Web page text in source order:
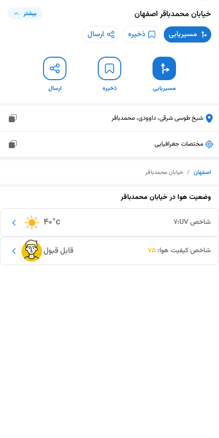
خیابان محمدباقر اصفهان بیشتر
مسیریابی ذخیره ارسال
مسیریابی ذخیره ارسال
شیخ طوسی شرقی، داوودی، محمدباقر
مختصات جغرافیایی
اصفهان / خیابان محمدباقر
وضعیت هوا درخیابان محمدباقر
40°c شاخص UV: 7
قابل قبول شاخص کیفیت هوا: 75